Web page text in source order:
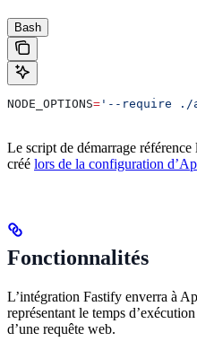
Bash
NODE_OPTIONS= '--require ./
Le script de démarrage
créé lors de la configuration
Fonctionnalités
L’intégration Fastify enverra à
représentant le temps
d’une requête web.